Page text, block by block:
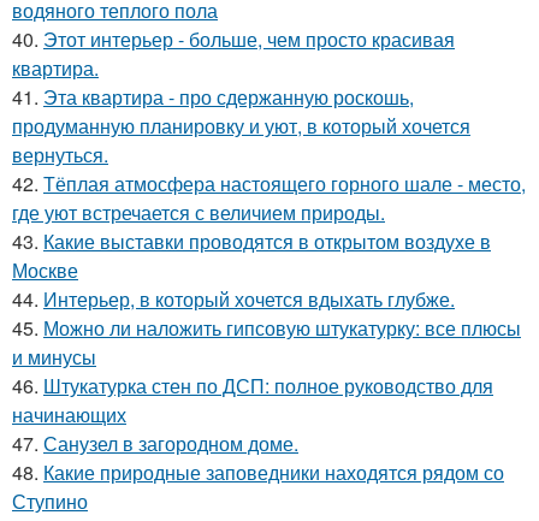
водяного теплого пола
40. Этот интерьер - больше, чем просто красивая
квартира.
41. Эта квартира - про сдержанную роскошь,
продуманную планировку и уют, в который хочется
вернуться.
42. Тёплая атмосфера настоящего горного шале - место,
где уют встречается с величием природы.
43. Какие выставки проводятся в открытом воздухе в
Москве
44. Интерьер, в который хочется вдыхать глубже.
45. Можно ли наложить гипсовую штукатурку: все плюсы
и минусы
46. Штукатурка стен по ДСП: полное руководство для
начинающих
47. Санузел в загородном доме.
48. Какие природные заповедники находятся рядом со
Ступино